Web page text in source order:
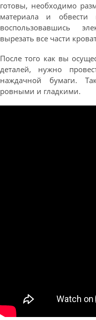
готовы, необходимо
материала и обвести
воспользовавшись
вырезать все части
После того как вы
деталей, нужно
наждачной бумаги.
ровными и гладкими.